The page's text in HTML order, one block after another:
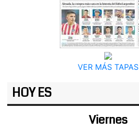
VER MÁS TAPAS
HOY ES
Viernes